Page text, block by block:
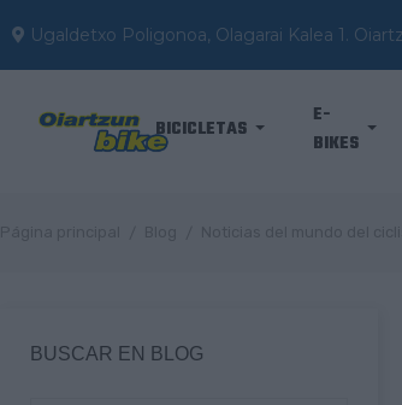
Ugaldetxo Poligonoa, Olagarai Kalea 1.
BICICLETAS
E-
BIKES
BUSCAR EN BLOG